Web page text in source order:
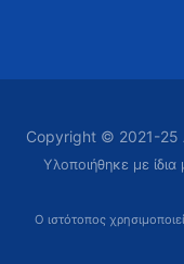
Copyright © 2021-25
Υλοποιήθηκε με
Ο ιστότοπος